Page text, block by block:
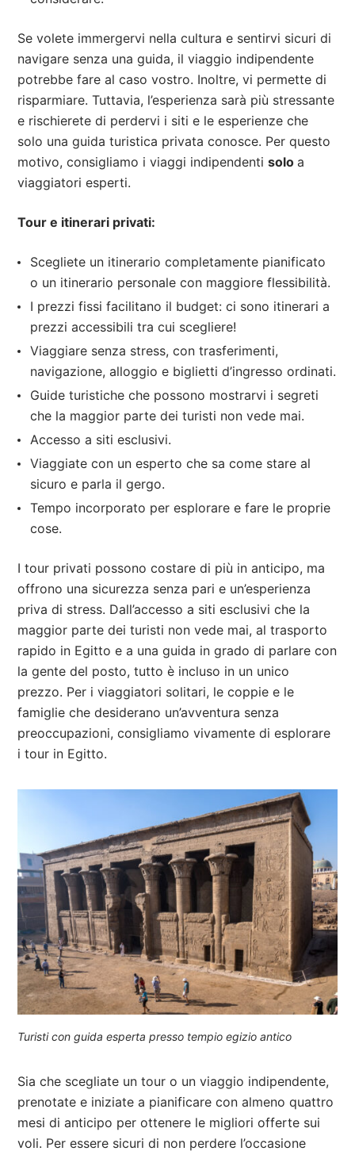
Se volete immergervi nella cultura e sentirvi sicuri di
navigare senza una guida, il viaggio indipendente
potrebbe fare al caso vostro. Inoltre, vi permette di
risparmiare. Tuttavia, l’esperienza sarà più stressante
e rischierete di perdervi i siti e le esperienze che
solo una guida turistica privata conosce. Per questo
motivo, consigliamo i viaggi indipendentisoloa
viaggiatori esperti.
Tour e itinerari privati:
Scegliete un itinerario completamente pianificato
o un itinerario personale con maggiore flessibilità.
I prezzi fissi facilitano il budget: ci sono itinerari a
prezzi accessibili tra cui scegliere!
Viaggiare senza stress, con trasferimenti,
navigazione, alloggio e biglietti d’ingresso ordinati.
Guide turistiche che possono mostrarvi i segreti
che la maggior parte dei turisti non vede mai.
Accesso a siti esclusivi.
Viaggiate con un esperto che sa come stare al
sicuro e parla il gergo.
Tempo incorporato per esplorare e fare le proprie
cose.
I tour privati possono costare di più in anticipo, ma
offrono una sicurezza senza pari e un’esperienza
priva di stress. Dall’accesso a siti esclusivi che la
maggior parte dei turisti non vede mai, al trasporto
rapido in Egitto e a una guida in grado di parlare con
la gente del posto, tutto è incluso in un unico
prezzo. Per i viaggiatori solitari, le coppie e le
famiglie che desiderano un’avventura senza
preoccupazioni, consigliamo vivamente di esplorare
i tour in Egitto.
Turisti con guida esperta presso tempio egizio antico
Sia che scegliate un tour o un viaggio indipendente,
prenotate e iniziate a pianificare con almeno quattro
mesi di anticipo per ottenere le migliori offerte sui
voli. Per essere sicuri di non perdere l’occasione